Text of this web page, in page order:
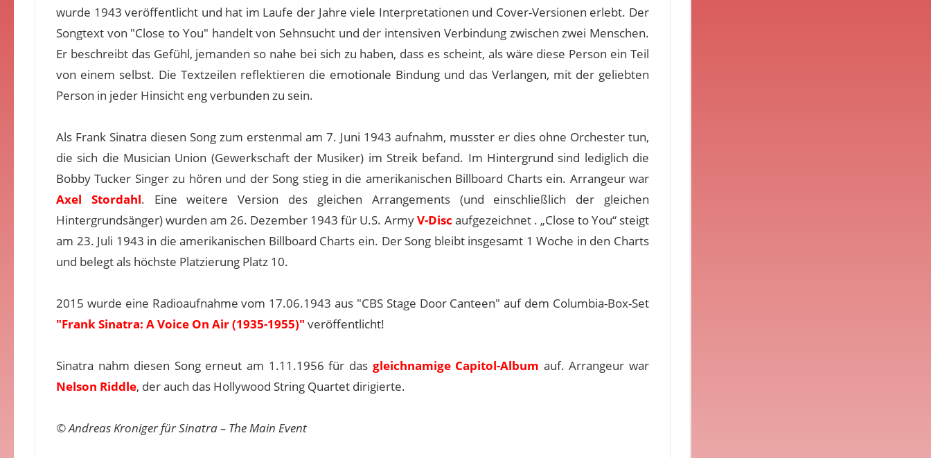
wurde 1943 veröffentlicht und hat im Laufe der Jahre viele Interpretationen und Cover-Versionen erlebt. Der
Songtext von "Close to You" handelt von Sehnsucht und der intensiven Verbindung zwischen zwei Menschen.
Er beschreibt das Gefühl, jemanden so nahe bei sich zu haben, dass es scheint, als wäre diese Person ein Teil
von einem selbst. Die Textzeilen reflektieren die emotionale Bindung und das Verlangen, mit der geliebten
Person in jeder Hinsicht eng verbunden zu sein.
Als Frank Sinatra diesen Song zum erstenmal am 7. Juni 1943 aufnahm, musster er dies ohne Orchester tun,
die sich die Musician Union (Gewerkschaft der Musiker) im Streik befand. Im Hintergrund sind lediglich die
Bobby Tucker Singer zu hören und der Song stieg in die amerikanischen Billboard Charts ein. Arrangeur war
Axel Stordahl. Eine weitere Version des gleichen Arrangements (und einschließlich der gleichen
Hintergrundsänger) wurden am 26. Dezember 1943 für U.S. ArmyV-Disc aufgezeichnet . „Close to You“ steigt
am 23. Juli 1943 in die amerikanischen Billboard Charts ein. Der Song bleibt insgesamt 1 Woche in den Charts
und belegt als höchste Platzierung Platz 10.
2015 wurde eine Radioaufnahme vom 17.06.1943 aus "CBS Stage Door Canteen" auf dem Columbia-Box-Set
"Frank Sinatra: A Voice On Air (1935-1955)" veröffentlicht!
Sinatra nahm diesen Song erneut am 1.11.1956 für das gleichnamige Capitol-Album auf. Arrangeur war
Nelson Riddle, der auch das Hollywood String Quartet dirigierte.
© Andreas Kroniger für Sinatra – The Main Event